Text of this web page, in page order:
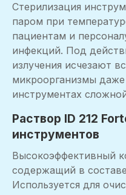
Стерилизация
паром при
пациентам и
инфекций. Под
излучения исчезают
микроорганизмы
инструментах
Раствор ID 212
инструментов
Высокоэффективный
содержащий в
Используется для